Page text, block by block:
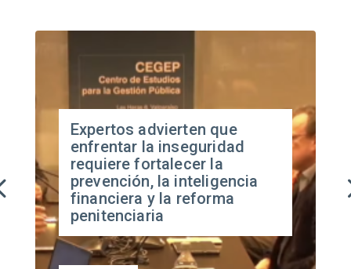
Expertos advierten que
enfrentar la inseguridad
requiere fortalecer la
prevención, la inteligencia
financiera y la reforma
penitenciaria